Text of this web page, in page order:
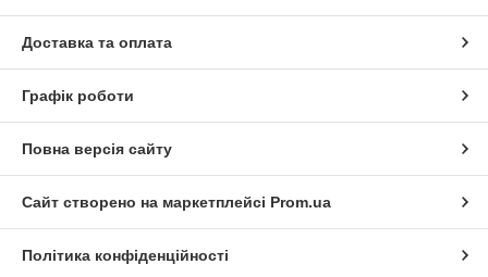
Доставка та оплата
Графік роботи
Повна версія сайту
Сайт створено на маркетплейсі Prom.ua
Політика конфіденційності